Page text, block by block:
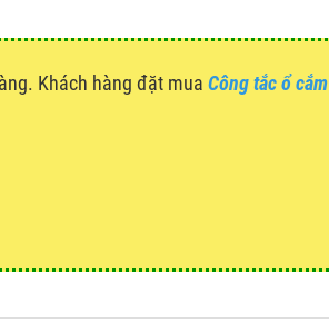
Khách hàng đặt mua Công tắc ổ cắm